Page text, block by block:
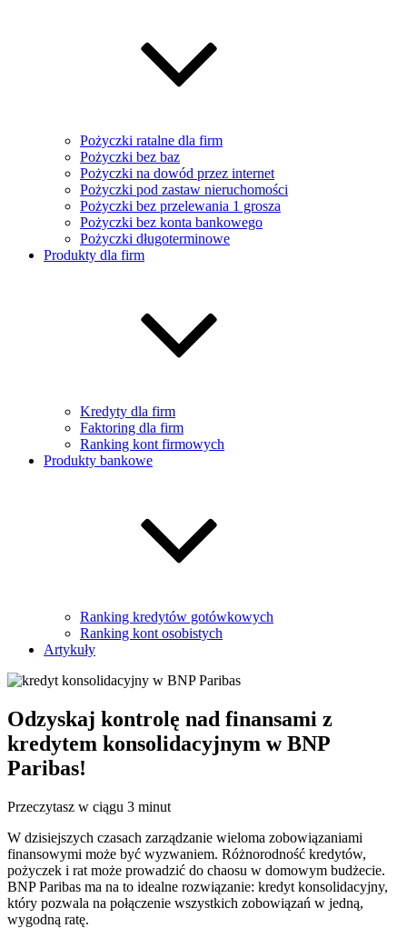
Pożyczki ratalne dla firm
Pożyczki bez baz
Pożyczki na dowód przez internet
Pożyczki pod zastaw nieruchomości
Pożyczki bez przelewania 1 grosza
Pożyczki bez konta bankowego
Pożyczki długoterminowe
Produkty dla firm
Kredyty dla firm
Faktoring dla firm
Ranking kont firmowych
Produkty bankowe
Ranking kredytów gotówkowych
Ranking kont osobistych
Artykuły
Odzyskaj kontrolę nad finansami z
kredytem konsolidacyjnym w BNP
Paribas!
Przeczytasz w ciągu 3 minut
W dzisiejszych czasach zarządzanie wieloma zobowiązaniami
finansowymi może być wyzwaniem. Różnorodność kredytów,
pożyczek i rat może prowadzić do chaosu w domowym budżecie.
BNP Paribas ma na to idealne rozwiązanie: kredyt konsolidacyjny,
który pozwala na połączenie wszystkich zobowiązań w jedną,
wygodną ratę.